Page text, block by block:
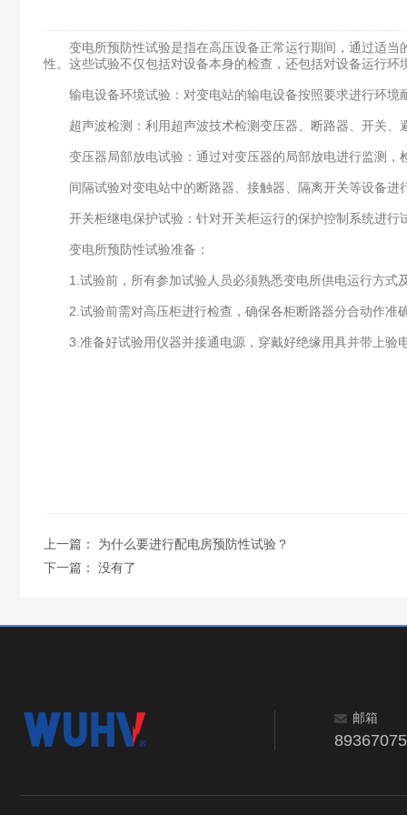
变电所预防性试验是指在高压设备正常运行期间，通过适当
性。这些试验不仅包括对设备本身的检查，还包括对设备运行
输电设备环境试验：对变电站的输电设备按照要求进行环境
超声波检测：利用超声波技术检测变压器、断路器、开关、
变压器局部放电试验：通过对变压器的局部放电进行监测，
间隔试验对变电站中的断路器、接触器、隔离开关等设备进
开关柜继电保护试验：针对开关柜运行的保护控制系统进行
变电所预防性试验准备：
1.试验前，所有参加试验人员必须熟悉变电所供电运行方式
2.试验前需对高压柜进行检查，确保各柜断路器分合动作准
3.准备好试验用仪器并接通电源，穿戴好绝缘用具并带上验
上一篇： 为什么要进行配电房预防性试验？
下一篇： 没有了
邮箱